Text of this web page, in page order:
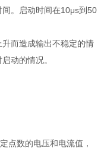
。启动时间在10μs到50
而造成输出不稳定的情
动的情况。
点数的电压和电流值，